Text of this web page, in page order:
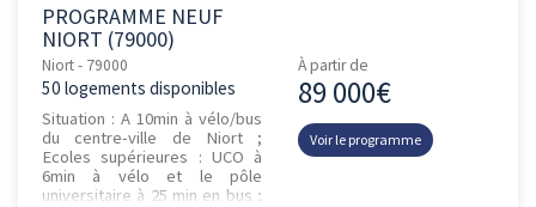
PROGRAMME NEUF
NIORT (79000)
Niort - 79000
50 logements disponibles
Situation : A 10min à vélo/bus
du centre-ville de Niort ;
Ecoles supérieures : UCO à
6min à vélo et le pôle
universitaire à 25 min en bus ;
À partir de
89 000€
Voir le programme